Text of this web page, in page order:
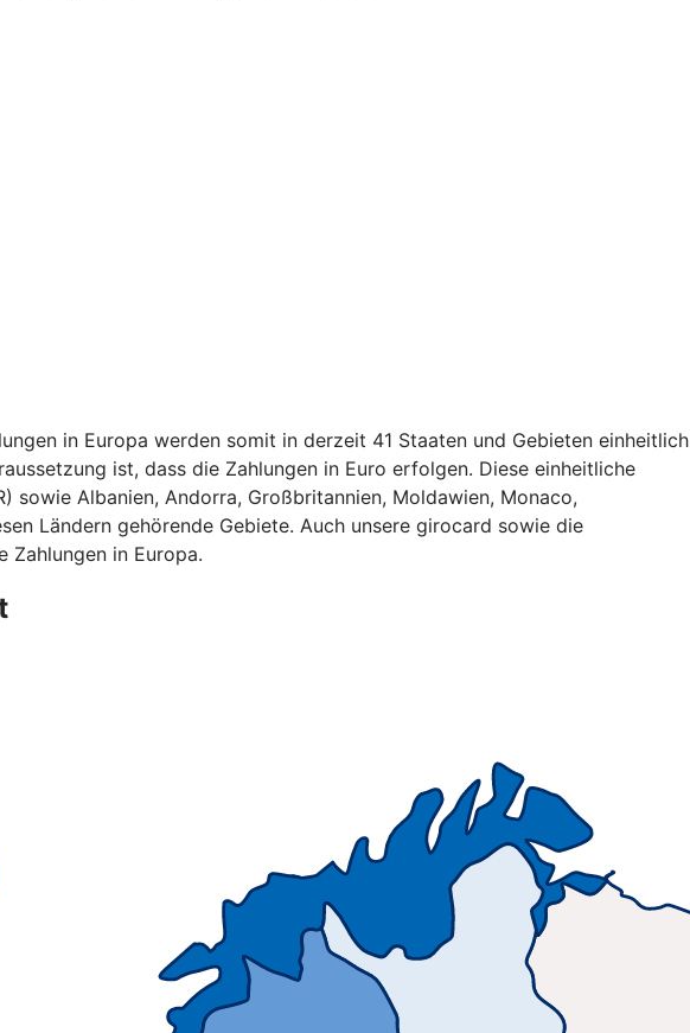
in Europa werden somit in derzeit 41 Staaten und Gebieten einheitlich
ist, dass die Zahlungen in Euro erfolgen. Diese einheitliche
sowie Albanien, Andorra, Großbritannien, Moldawien, Monaco,
Ländern gehörende Gebiete. Auch unsere girocard sowie die
in Europa.